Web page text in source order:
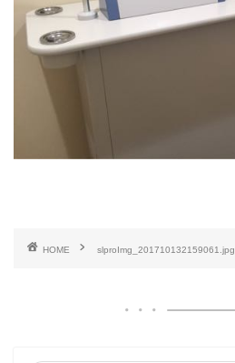
HOME slproImg_201710132159061.jpg